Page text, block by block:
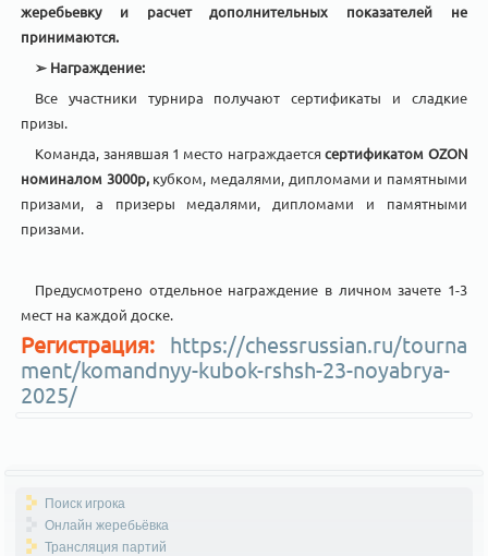
жеребьевку и расчет дополнительных показателей не
принимаются.
➢ Награждение:
Все участники турнира получают сертификаты и сладкие
призы.
Команда, занявшая 1 место награждаетсясертификатом OZON
номиналом 3000р,кубком, медалями, дипломами и памятными
призами, а призеры медалями, дипломами и памятными
призами.
Предусмотрено отдельное награждение в личном зачете 1-3
мест на каждой доске.
Регистрация: https://chessrussian.ru/tourna
ment/komandnyy-kubok-rshsh-23-noyabrya-
2025/
Поиск игрока
Онлайн жеребьёвка
Трансляция партий